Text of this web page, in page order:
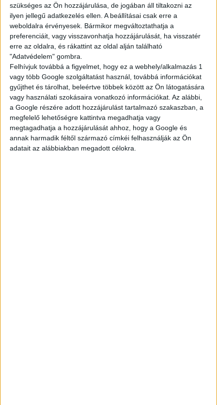
szükséges az Ön hozzájárulása, de jogában áll tiltakozni az
ilyen jellegű adatkezelés ellen. A beállításai csak erre a
weboldalra érvényesek. Bármikor megváltoztathatja a
preferenciáit, vagy visszavonhatja hozzájárulását, ha visszatér
erre az oldalra, és rákattint az oldal alján található
"Adatvédelem" gombra.
Felhívjuk továbbá a figyelmet, hogy ez a webhely/alkalmazás 1
vagy több Google szolgáltatást használ, továbbá információkat
gyűjthet és tárolhat, beleértve többek között az Ön látogatására
vagy használati szokásaira vonatkozó információkat. Az alábbi,
a Google részére adott hozzájárulást tartalmazó szakaszban, a
megfelelő lehetőségre kattintva megadhatja vagy
megtagadhatja a hozzájárulását ahhoz, hogy a Google és
annak harmadik féltől származó címkéi felhasználják az Ön
adatait az alábbiakban megadott célokra.
Verőce
18 év alatt nem végezhető
2.300,-Ft/óra